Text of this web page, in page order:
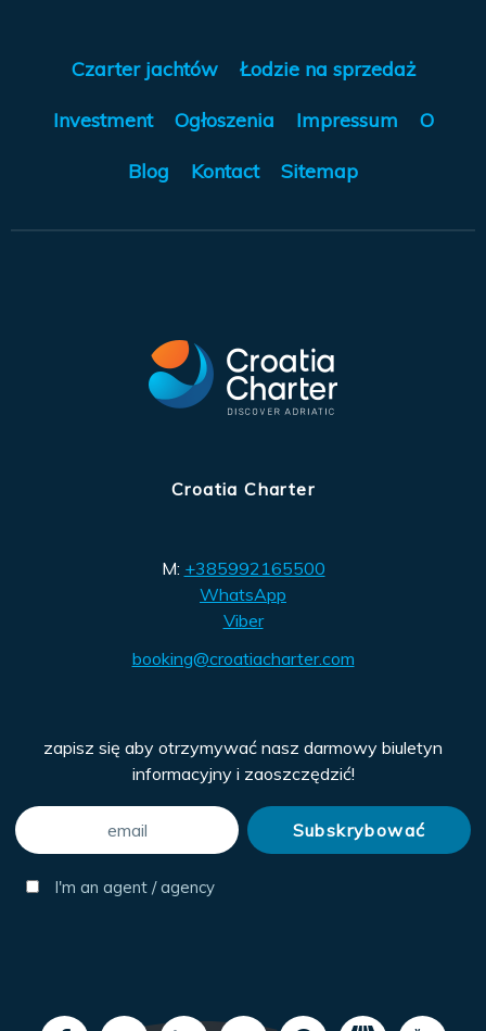
Czarter jachtów Łodzie na sprzedaż
Investment Ogłoszenia Impressum O
Blog Kontact Sitemap
Croatia Charter
M: +385992165500
WhatsApp
Viber
booking@croatiacharter.com
zapisz się aby otrzymywać nasz darmowy biuletyn
informacyjny i zaoszczędzić!
I'm an agent / agency